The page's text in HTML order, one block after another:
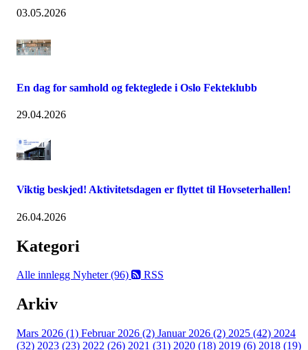
03.05.2026
En dag for samhold og fekteglede i Oslo Fekteklubb
29.04.2026
Viktig beskjed! Aktivitetsdagen er flyttet til Hovseterhallen!
26.04.2026
Kategori
Alle innlegg Nyheter (96) RSS
Arkiv
Mars 2026 (1) Februar 2026 (2) Januar 2026 (2) 2025 (42) 2024
(32) 2023 (23) 2022 (26) 2021 (31) 2020 (18) 2019 (6) 2018 (19)